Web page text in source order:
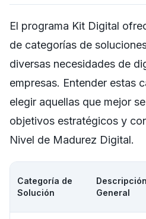
El programa Kit Digital
de categorías de
diversas necesidades de
empresas. Entender estas
elegir aquellas que mejor
objetivos estratégicos y
Nivel de Madurez Digital.
Categoría de
Solución
Descripción
General